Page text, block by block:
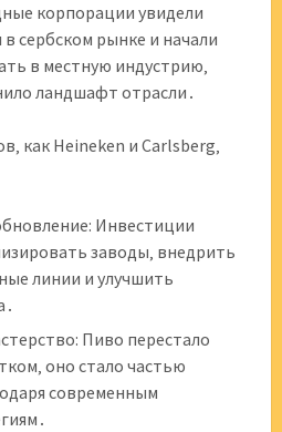
корпорации увидели
сербском рынке и начали
в местную индустрию‚
ландшафт отрасли․
как Heineken и Carlsberg‚
Инвестиции
заводы‚ внедрить
линии и улучшить
Пиво перестало
оно стало частью
современным